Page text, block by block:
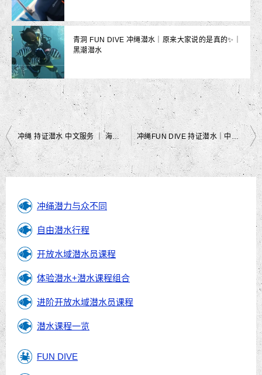
青洞 FUN DIVE 冲绳潜水｜原来大家说的是真的✨｜
黑潮潜水
文
章
导
冲绳 持证潜水 中文服务 ｜ 海底美景｜ 黑潮潜水 冲绳FUN DIVE 持证潜水｜中文教练｜中文说明｜黑潮潜水
冲绳潜力与众不同
自由潜水行程
开放水域潜水员课程
体验潜水+潜水课程组合
进阶开放水域潜水员课程
潜水课程一览
FUN DIVE